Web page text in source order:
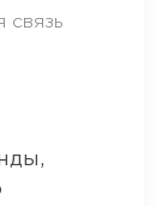
связь